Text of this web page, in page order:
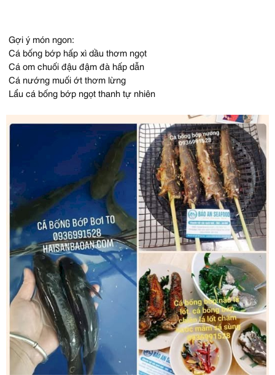
Gợi ý món ngon:
Cá bống bớp hấp xì dầu thơm ngọt
Cá om chuối đậu đậm đà hấp dẫn
Cá nướng muối ớt thơm lừng
Lẩu cá bống bớp ngọt thanh tự nhiên